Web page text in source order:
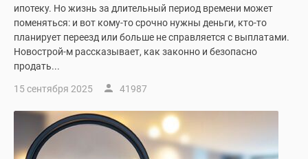
ипотеку. Но жизнь за длительный период времени может
поменяться: и вот кому-то срочно нужны деньги, кто-то
планирует переезд или больше не справляется с выплатами.
Новострой-м рассказывает, как законно и безопасно
продать...
15 сентября 2025 41987